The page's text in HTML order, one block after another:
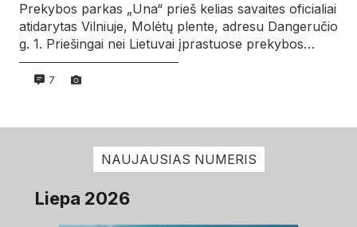
Prekybos parkas „Una“ prieš kelias savaites oficialiai
atidarytas Vilniuje, Molėtų plente, adresu Dangeručio
g. 1. Priešingai nei Lietuvai įprastuose prekybos…
7
NAUJAUSIAS NUMERIS
Liepa 2026